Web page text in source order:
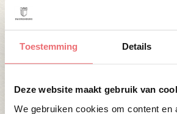
Toestemming Details
Deze website maakt gebruik van
We gebruiken cookies om content en